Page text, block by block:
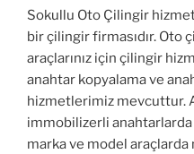
Sokullu Oto Çilingir
bir çilingir firmasıdır. Oto
araçlarınız için çilingir
anahtar kopyalama ve
hizmetlerimiz mevcuttur.
immobilizerli
marka ve model